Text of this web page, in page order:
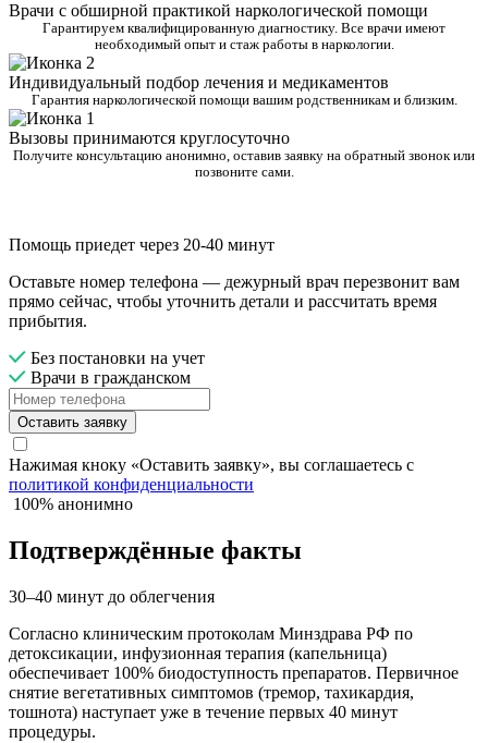
Врачи с обширной практикой наркологической помощи
Гарантируем квалифицированную диагностику. Все врачи имеют
необходимый опыт и стаж работы в наркологии.
Индивидуальный подбор лечения и медикаментов
Гарантия наркологической помощи вашим родственникам и близким.
Вызовы принимаются круглосуточно
Получите консультацию анонимно, оставив заявку на обратный звонок или
позвоните сами.
Помощь приедет через 20-40 минут
Оставьте номер телефона — дежурный врач перезвонит вам
прямо сейчас, чтобы уточнить детали и рассчитать время
прибытия.
Без постановки на учет
Врачи в гражданском
Оставить заявку
Нажимая кноку «Оставить заявку», вы соглашаетесь с
политикой конфиденциальности
100% анонимно
Подтверждённые факты
30–40 минут до облегчения
Согласно клиническим протоколам Минздрава РФ по
детоксикации, инфузионная терапия (капельница)
обеспечивает 100% биодоступность препаратов. Первичное
снятие вегетативных симптомов (тремор, тахикардия,
тошнота) наступает уже в течение первых 40 минут
процедуры.